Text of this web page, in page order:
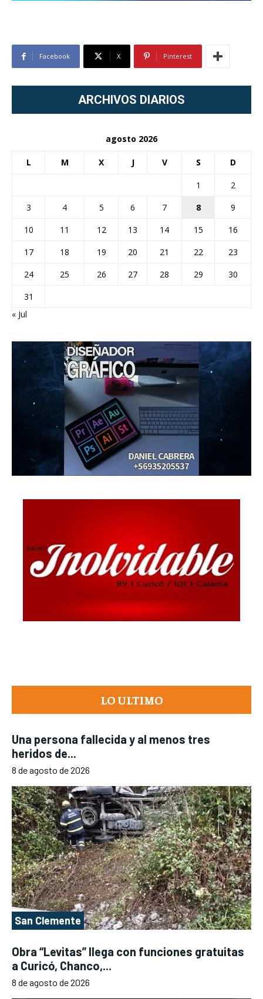
Facebook X Pinterest
ARCHIVOS DIARIOS
agosto 2026
L M X J V S D
1
2
3
4 5 6 7 8
9
10
11 12 13 14 15
16
17
18 19 20 21 22
23
24
25 26 27 28 29
30
31
« Jul
LO ULTIMO
Una persona fallecida y al menos tres
heridos de...
8 de agosto de 2026
San Clemente
Obra “Levitas” llega con funciones gratuitas
a Curicó, Chanco,...
8 de agosto de 2026